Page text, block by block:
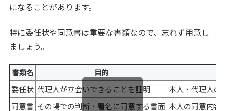
になることがあります。
特に委任状や同意書は重要な書類なので、忘れず用意し
ましょう。
書類名 目的
委任状 代理人が立会いできることを証明
本人・代理人の
同意書 その場での判断・署名に同意する書面 本人の同意内容